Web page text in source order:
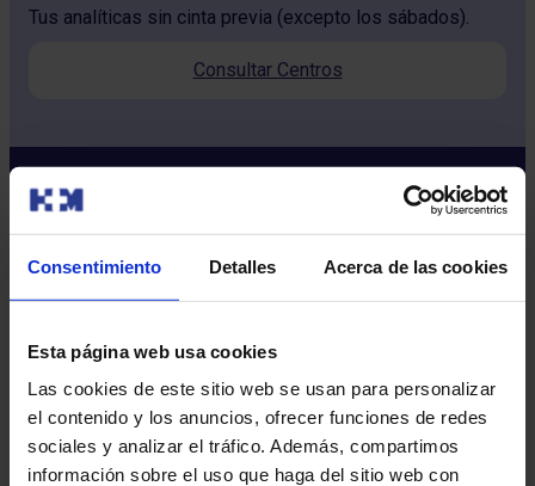
Consentimiento Detalles Acerca de las cookies
Esta página web usa cookies
Las cookies de este sitio web se usan para personalizar
el contenido y los anuncios, ofrecer funciones de redes
sociales y analizar el tráfico. Además, compartimos
información sobre el uso que haga del sitio web con
Tus analíticas sin cinta previa (excepto los sábados).
Consultar Centros